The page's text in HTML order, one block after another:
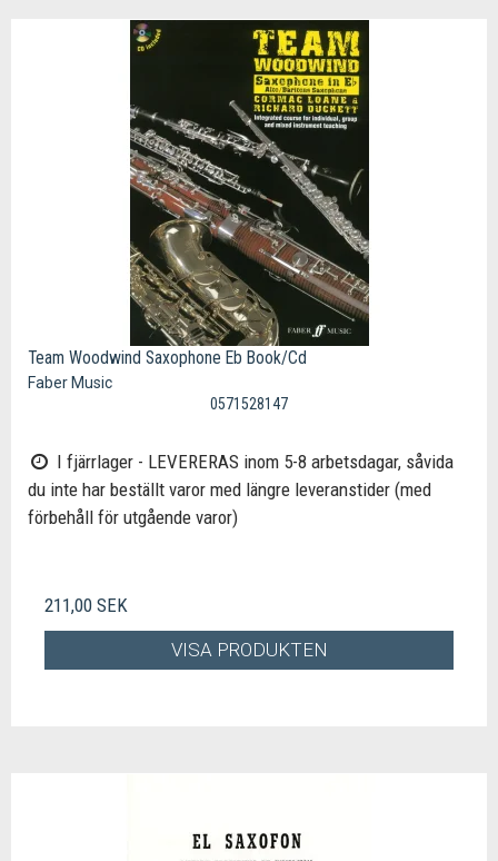
Team Woodwind Saxophone Eb Book/Cd
Faber Music
0571528147
I fjärrlager - LEVERERAS inom 5-8 arbetsdagar, såvida
du inte har beställt varor med längre leveranstider (med
förbehåll för utgående varor)
211,00 SEK
VISA PRODUKTEN